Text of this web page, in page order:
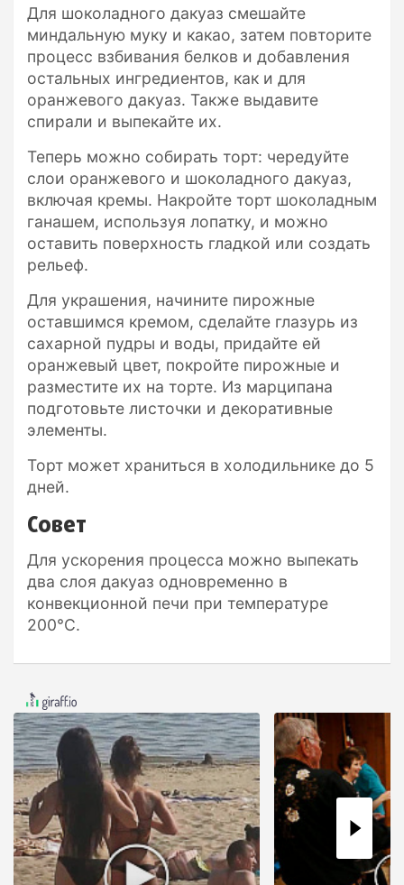
Для шоколадного дакуаз смешайте
миндальную муку и какао, затем повторите
процесс взбивания белков и добавления
остальных ингредиентов, как и для
оранжевого дакуаз. Также выдавите
спирали и выпекайте их.
Теперь можно собирать торт: чередуйте
слои оранжевого и шоколадного дакуаз,
включая кремы. Накройте торт шоколадным
ганашем, используя лопатку, и можно
оставить поверхность гладкой или создать
рельеф.
Для украшения, начините пирожные
оставшимся кремом, сделайте глазурь из
сахарной пудры и воды, придайте ей
оранжевый цвет, покройте пирожные и
разместите их на торте. Из марципана
подготовьте листочки и декоративные
элементы.
Торт может храниться в холодильнике до 5
дней.
Совет
Для ускорения процесса можно выпекать
два слоя дакуаз одновременно в
конвекционной печи при температуре
200°C.